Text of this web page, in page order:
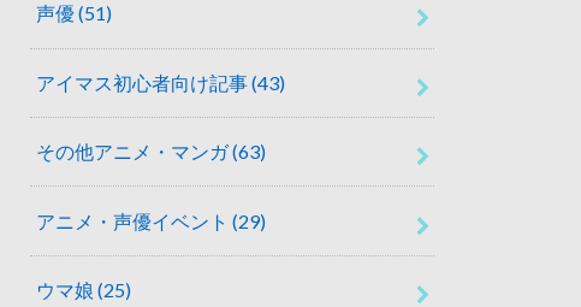
声優(51)
アイマス初心者向け記事(43)
その他アニメ・マンガ(63)
アニメ・声優イベント (29)
ウマ娘 (25)